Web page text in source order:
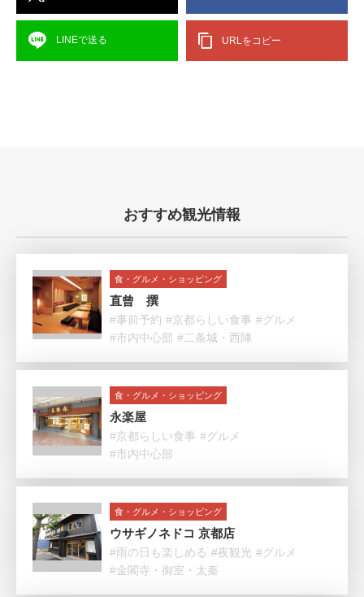
LINEで送る URLをコピー
おすすめ観光情報
食・グルメ・ショッピング
直曾 撰
#事前予約 #京都らしい食事 #グルメ
#市内中心部 #二条城・西陣
食・グルメ・ショッピング
永楽屋
#京都らしい食事 #グルメ
#市内中心部
食・グルメ・ショッピング
ウサギノネドコ 京都店
#雨の日も楽しめる #夜観光 #グルメ
#金閣寺・御室・太秦